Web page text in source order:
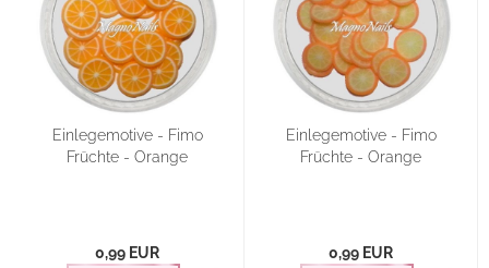
Einlegemotive - Fimo
Früchte - Orange
0,99 EUR
Einlegemotive - Fimo
Früchte - Orange
0,99 EUR